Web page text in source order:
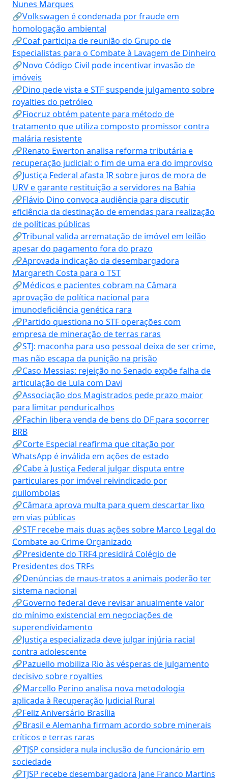
Nunes Marques
🔗Volkswagen é condenada por fraude em
homologação ambiental
🔗Coaf participa de reunião do Grupo de
Especialistas para o Combate à Lavagem de Dinheiro
🔗Novo Código Civil pode incentivar invasão de
imóveis
🔗Dino pede vista e STF suspende julgamento sobre
royalties do petróleo
🔗Fiocruz obtém patente para método de
tratamento que utiliza composto promissor contra
malária resistente
🔗Renato Ewerton analisa reforma tributária e
recuperação judicial: o fim de uma era do improviso
🔗Justiça Federal afasta IR sobre juros de mora de
URV e garante restituição a servidores na Bahia
🔗Flávio Dino convoca audiência para discutir
eficiência da destinação de emendas para realização
de políticas públicas
🔗Tribunal valida arrematação de imóvel em leilão
apesar do pagamento fora do prazo
🔗Aprovada indicação da desembargadora
Margareth Costa para o TST
🔗Médicos e pacientes cobram na Câmara
aprovação de política nacional para
imunodeficiência genética rara
🔗Partido questiona no STF operações com
empresa de mineração de terras raras
🔗STJ: maconha para uso pessoal deixa de ser crime,
mas não escapa da punição na prisão
🔗Caso Messias: rejeição no Senado expõe falha de
articulação de Lula com Davi
🔗Associação dos Magistrados pede prazo maior
para limitar penduricalhos
🔗Fachin libera venda de bens do DF para socorrer
BRB
🔗Corte Especial reafirma que citação por
WhatsApp é inválida em ações de estado
🔗Cabe à Justiça Federal julgar disputa entre
particulares por imóvel reivindicado por
quilombolas
🔗Câmara aprova multa para quem descartar lixo
em vias públicas
🔗STF recebe mais duas ações sobre Marco Legal do
Combate ao Crime Organizado
🔗Presidente do TRF4 presidirá Colégio de
Presidentes dos TRFs
🔗Denúncias de maus-tratos a animais poderão ter
sistema nacional
🔗Governo federal deve revisar anualmente valor
do mínimo existencial em negociações de
superendividamento
🔗Justiça especializada deve julgar injúria racial
contra adolescente
🔗Pazuello mobiliza Rio às vésperas de julgamento
decisivo sobre royalties
🔗Marcello Perino analisa nova metodologia
aplicada à Recuperação Judicial Rural
🔗Feliz Aniversário Brasília
🔗Brasil e Alemanha firmam acordo sobre minerais
críticos e terras raras
🔗TJSP considera nula inclusão de funcionário em
sociedade
🔗TJSP recebe desembargadora Jane Franco Martins